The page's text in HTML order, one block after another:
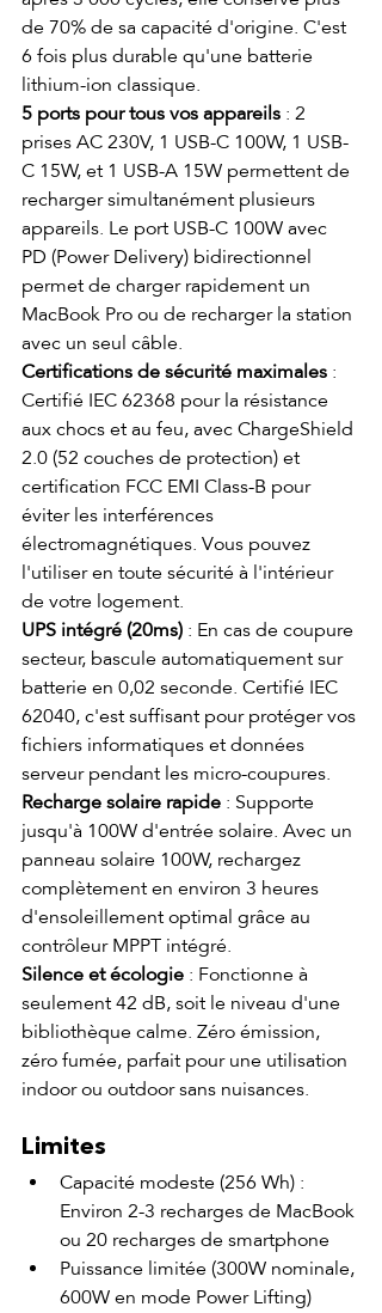
de 70% de sa capacité d'origine. C'est
6 fois plus durable qu'une batterie
lithium-ion classique.
5 ports pour tous vos appareils : 2
prises AC 230V, 1 USB-C 100W, 1 USB-
C 15W, et 1 USB-A 15W permettent de
recharger simultanément plusieurs
appareils. Le port USB-C 100W avec
PD (Power Delivery) bidirectionnel
permet de charger rapidement un
MacBook Pro ou de recharger la station
avec un seul câble.
Certifications de sécurité maximales :
Certifié IEC 62368 pour la résistance
aux chocs et au feu, avec ChargeShield
2.0 (52 couches de protection) et
certification FCC EMI Class-B pour
éviter les interférences
électromagnétiques. Vous pouvez
l'utiliser en toute sécurité à l'intérieur
de votre logement.
UPS intégré (20ms) : En cas de coupure
secteur, bascule automatiquement sur
batterie en 0,02 seconde. Certifié IEC
62040, c'est suffisant pour protéger vos
fichiers informatiques et données
serveur pendant les micro-coupures.
Recharge solaire rapide : Supporte
jusqu'à 100W d'entrée solaire. Avec un
panneau solaire 100W, rechargez
complètement en environ 3 heures
d'ensoleillement optimal grâce au
contrôleur MPPT intégré.
Silence et écologie : Fonctionne à
seulement 42 dB, soit le niveau d'une
bibliothèque calme. Zéro émission,
zéro fumée, parfait pour une utilisation
indoor ou outdoor sans nuisances.
Limites
Capacité modeste (256 Wh) :
Environ 2-3 recharges de MacBook
ou 20 recharges de smartphone
Puissance limitée (300W nominale,
600W en mode Power Lifting)